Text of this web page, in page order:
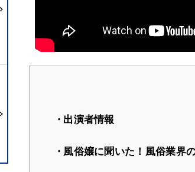
出演者情報
風俗嬢に聞いた！風俗業界